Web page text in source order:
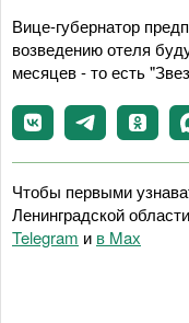
Вице-губернатор
возведению отеля
месяцев - то есть
Чтобы первыми
Ленинградской
Telegram и в Maх